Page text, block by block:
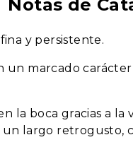
Notas de
y persistente.
un marcado
la boca gracias a la
largo retrogusto,